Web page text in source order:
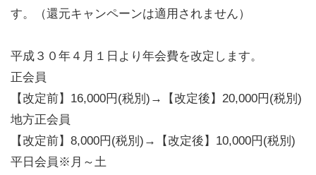
す。（還元キャンペーンは適用されません）
平成３０年４月１日より年会費を改定します。
正会員
【改定前】16,000円(税別)→【改定後】20,000円(税別)
地方正会員
【改定前】8,000円(税別)→【改定後】10,000円(税別)
平日会員※月～土